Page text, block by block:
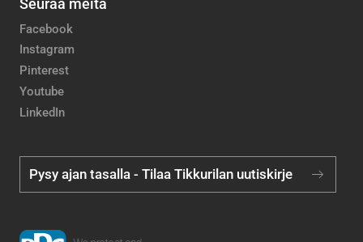
Seuraa meitä
Facebook
Instagram
Pinterest
Youtube
LinkedIn
Pysy ajan tasalla - Tilaa Tikkurilan uutiskirje